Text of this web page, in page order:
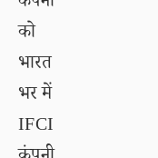
को
भारत
भर में
IFCI